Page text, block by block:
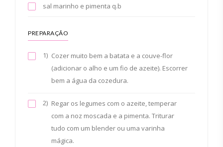
sal marinho e pimenta q.b
PREPARAÇÃO
1) Cozer muito bem a batata e a couve-flor
(adicionar o alho e um fio de azeite). Escorrer
bem a água da cozedura.
2) Regar os legumes com o azeite, temperar
com a noz moscada e a pimenta. Triturar
tudo com um blender ou uma varinha
mágica.